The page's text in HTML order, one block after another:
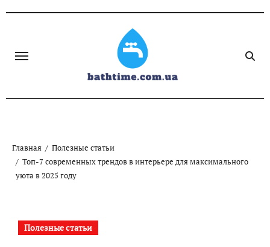
Главная
Полезные статьи
Топ-7 современных трендов в интерьере для максимального
уюта в 2025 году
Полезные статьи